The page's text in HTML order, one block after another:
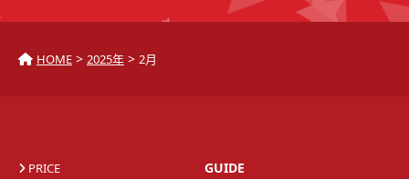
HOME > 2025年 > 2月
PRICE
GUIDE